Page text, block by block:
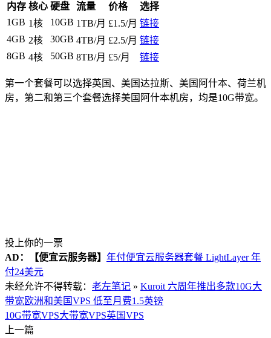
内存 核心 硬盘 流量 价格
选择
1GB 1核 10GB 1TB/月 £1.5/月 链接
4GB 2核 30GB 4TB/月 £2.5/月 链接
8GB 4核 50GB 8TB/月 £5/月 链接
第一个套餐可以选择英国、美国达拉斯、美国阿什本、荷兰机
房，第二和第三个套餐选择美国阿什本机房，均是10G带宽。
投上你的一票
AD：
【便宜云服务器】 年付便宜云服务器套餐 LightLayer 年
付24美元
未经允许不得转载： 老左笔记 » Kuroit 六周年推出多款10G大
带宽欧洲和美国VPS 低至月费1.5英镑
10G带宽VPS大带宽VPS英国VPS
上一篇